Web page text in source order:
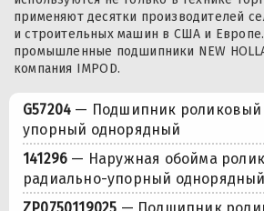
применяют десятки производителей
и строительных машин в США и
промышленные подшипники NEW
компания IMPOD.
G57204 — Подшипник роликовый
упорный однорядный
141296 — Наружная обойма
радиально-упорный однорядный